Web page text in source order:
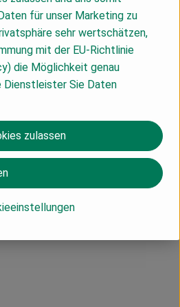
für unser Marketing zu
sehr wertschätzen,
mit der EU-Richtlinie
die Möglichkeit genau
Dienstleister Sie Daten
zulassen